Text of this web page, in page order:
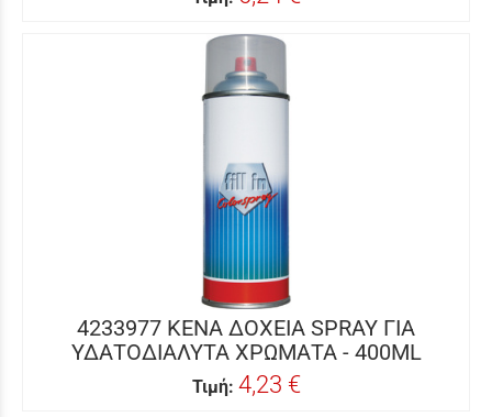
4233977 ΚΕΝΑ ΔΟΧΕΙΑ SPRAY ΓΙΑ
ΥΔΑΤΟΔΙΑΛΥΤΑ ΧΡΩΜΑΤΑ - 400ML
Τιμή: 4,23 €